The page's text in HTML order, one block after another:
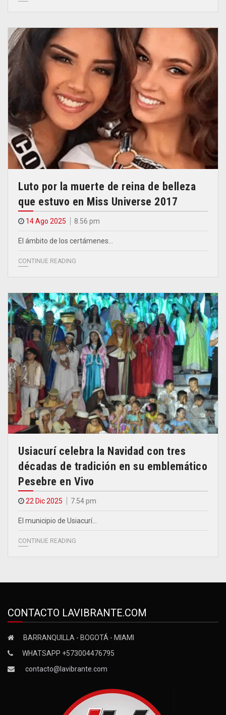
Luto por la muerte de reina de belleza
que estuvo en Miss Universe 2017
14 Ago 2025 8.56 pm
El ámbito de los certámenes…
CONTINUE READING
Usiacurí celebra la Navidad con tres
décadas de tradición en su emblemático
Pesebre en Vivo
22 Dic 2025 7.54 pm
El municipio de Usiacurí…
CONTINUE READING
CONTACTO LAVIBRANTE.COM
BARRANQUILLA - BOGOTÁ - MIAMI
WHATSAPP +573004476795
contacto@lavibrante.com